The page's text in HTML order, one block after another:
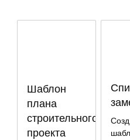
Шаблон
плана
строительного
проекта